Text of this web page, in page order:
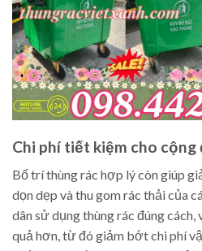
Chi phí tiết kiệm cho cộng
Bố trí thùng rác hợp lý còn giúp
dọn dẹp và thu gom rác thải của
dân sử dụng thùng rác đúng cách,
quả hơn, từ đó giảm bớt chi phí